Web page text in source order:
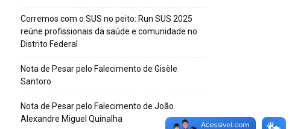
Corremos com o SUS no peito: Run SUS 2025
reúne profissionais da saúde e comunidade no
Distrito Federal
Nota de Pesar pelo Falecimento de Gisèle
Santoro
Nota de Pesar pelo Falecimento de João
Alexandre Miguel Quinalha